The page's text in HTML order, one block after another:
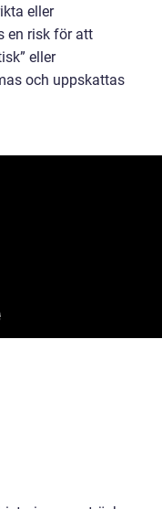
eller
en risk för att
eller
och uppskattas